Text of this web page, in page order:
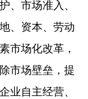
、市场准入、
、资本、劳动
市场化改革，
市场壁垒，提
业自主经营、